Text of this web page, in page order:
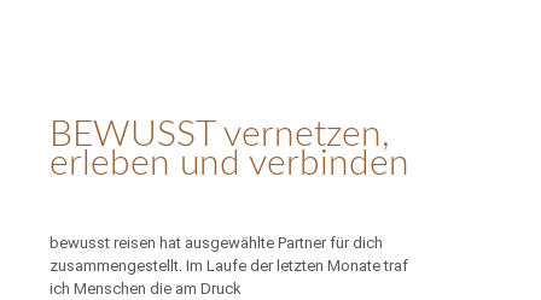
BEWUSST vernetzen,
erleben und verbinden
bewusst reisen hat ausgewählte Partner für dich
zusammengestellt. Im Laufe der letzten Monate traf
ich Menschen die am Druck